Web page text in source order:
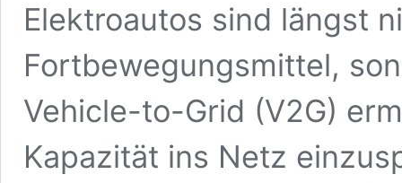
Elektroautos sind längst
Fortbewegungsmittel,
Vehicle-to-Grid (V2G)
Kapazität ins Netz